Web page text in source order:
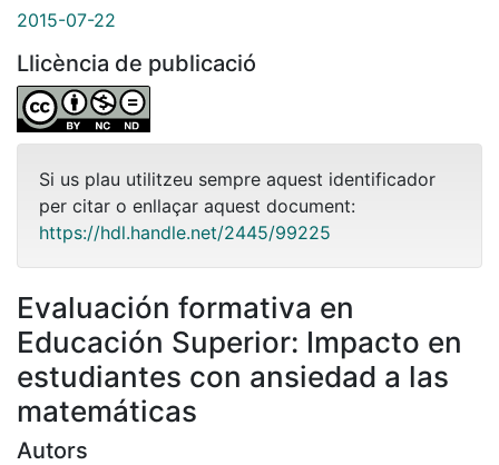
2015-07-22
Llicència de publicació
Si us plau utilitzeu sempre aquest identificador
per citar o enllaçar aquest document:
https://hdl.handle.net/2445/99225
Evaluación formativa en
Educación Superior: Impacto en
estudiantes con ansiedad a las
matemáticas
Autors